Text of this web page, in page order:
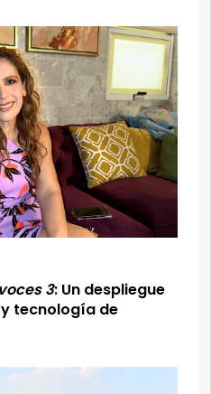
3: Un despliegue
tecnología de